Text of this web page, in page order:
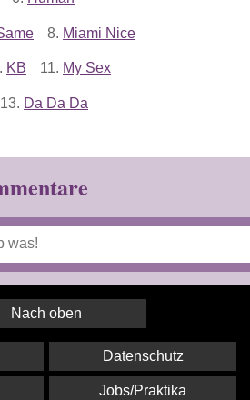
8. Miami Nice
KB 11. My Sex
13. Da Da Da
Nach oben
Datenschutz
Jobs/Praktika